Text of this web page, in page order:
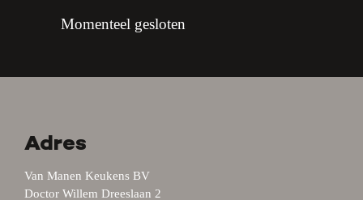
Momenteel gesloten
Adres
Van Manen Keukens BV
Doctor Willem Dreeslaan 2